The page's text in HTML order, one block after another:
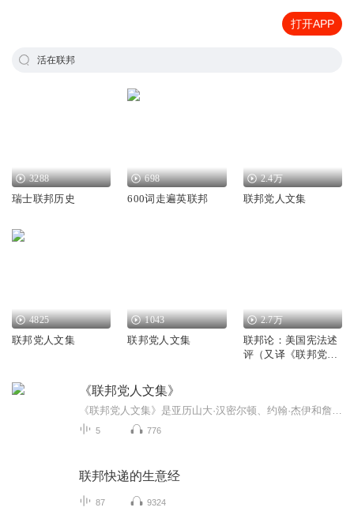
打开APP
活在联邦
3288
瑞士联邦历史
698
600词走遍英联邦
2.4万
联邦党人文集
4825
联邦党人文集
1043
联邦党人文集
2.7万
联邦论：美国宪法述
评（又译《联邦党人
《联邦党人文集》
5 776
联邦快递的生意经
87 9324